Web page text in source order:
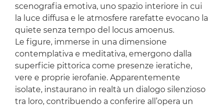
scenografia emotiva, uno spazio interiore in cui
la luce diffusa e le atmosfere rarefatte evocano la
quiete senza tempo del locus amoenus.
Le figure, immerse in una dimensione
contemplativa e meditativa, emergono dalla
superficie pittorica come presenze ieratiche,
vere e proprie ierofanie. Apparentemente
isolate, instaurano in realtà un dialogo silenzioso
tra loro, contribuendo a conferire all’opera un